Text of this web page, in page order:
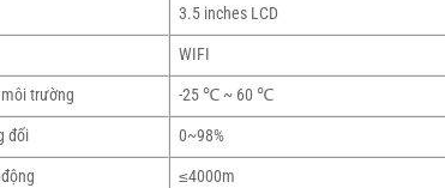
3.5 inches LCD
WIFI
trường
-25 ℃ ~ 60 ℃
đối
0~98%
≤4000m